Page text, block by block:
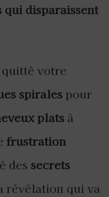
qui disparaissent
quitté votre
spirales pour
plats à
frustration
des secrets
révélation qui va